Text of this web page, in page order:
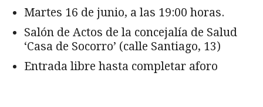
Martes 16 de junio, a las 19:00 horas.
Salón de Actos de la concejalía de Salud
‘Casa de Socorro’ (calle Santiago, 13)
Entrada libre hasta completar aforo